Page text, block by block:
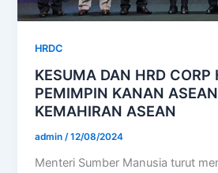
HRDC
KESUMA DAN HRD CORP
PEMIMPIN KANAN
KEMAHIRAN ASEAN
admin/12/08/2024
Menteri Sumber Manusia turut